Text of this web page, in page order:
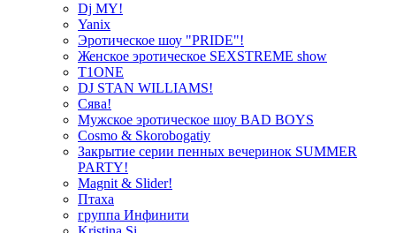
Dj MY!
Yanix
Эротическое шоу "PRIDE"!
Женское эротическое SEXSTREME show
T1ONE
DJ STAN WILLIAMS!
Сява!
Мужское эротическое шоу BAD BOYS
Cosmo & Skorobogatiy
Закрытие серии пенных вечеринок SUMMER
PARTY!
Magnit & Slider!
Птаха
группа Инфинити